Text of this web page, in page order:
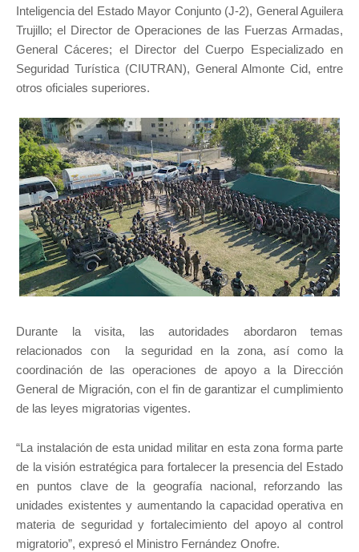
Inteligencia del Estado Mayor Conjunto (J-2), General Aguilera
Trujillo; el Director de Operaciones de las Fuerzas Armadas,
General Cáceres; el Director del Cuerpo Especializado en
Seguridad Turística (CIUTRAN), General Almonte Cid, entre
otros oficiales superiores.
Durante la visita, las autoridades abordaron temas
relacionados con la seguridad en la zona, así como la
coordinación de las operaciones de apoyo a la Dirección
General de Migración, con el fin de garantizar el cumplimiento
de las leyes migratorias vigentes.
“La instalación de esta unidad militar en esta zona forma parte
de la visión estratégica para fortalecer la presencia del Estado
en puntos clave de la geografía nacional, reforzando las
unidades existentes y aumentando la capacidad operativa en
materia de seguridad y fortalecimiento del apoyo al control
migratorio”, expresó el Ministro Fernández Onofre.